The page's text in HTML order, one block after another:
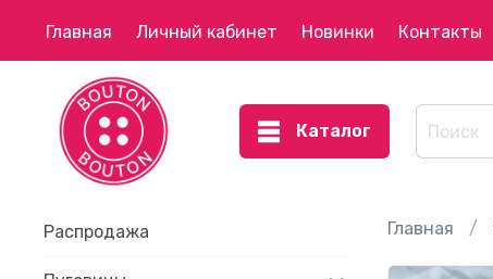
Главная Личный кабинет Новинки Контакты
Каталог
Главная
Распродажа